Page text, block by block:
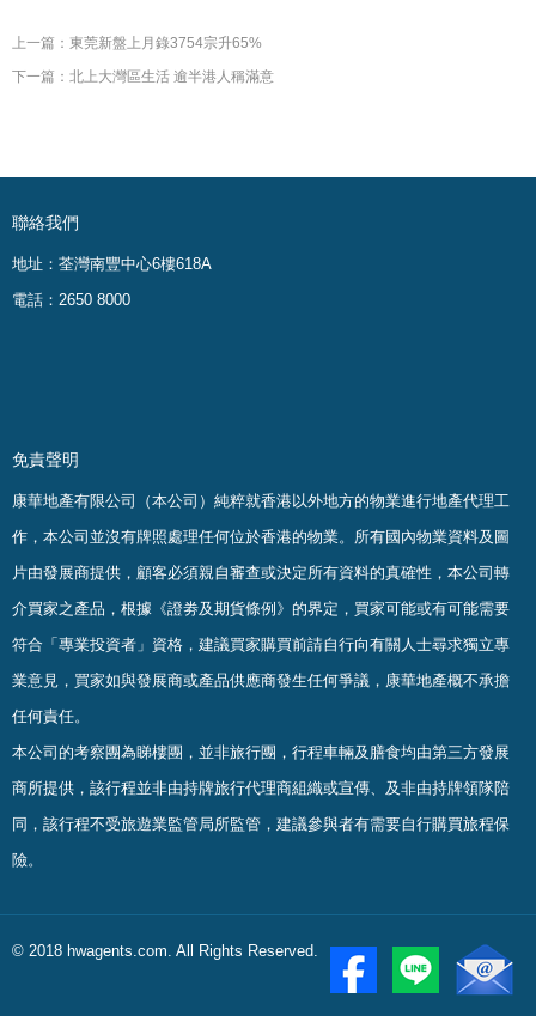
上一篇：東莞新盤上月錄3754宗升65%
下一篇：北上大灣區生活 逾半港人稱滿意
聯絡我們
地址：荃灣南豐中心6樓618A
電話：2650 8000
免責聲明
康華地產有限公司（本公司）純粹就香港以外地方的物業進行地產代理工
作，本公司並沒有牌照處理任何位於香港的物業。 所有國內物業資料及圖
片由發展商提供，顧客必須親自審查或決定所有資料的真確性 ， 本公司轉
介買家之產品，根據《證劵及期貨條例》的界定，買家可能或有可能需要
符合「專業投資者」資格，建議買家購買前請自行向有關人士尋求獨立專
業意見，買家如與發展商或產品供應商發生任何爭議，康華地產概不承擔
任何責任。
本公司的考察團為睇樓團，並非旅行團，行程車輛及膳食均由第三方發展
商所提供，該行程並非由持牌旅行代理商組織或宣傳、及非由持牌領隊陪
同，該行程不受旅遊業監管局所監管，建議參與者有需要自行購買旅程保
險。
© 2018 hwagents.com. All Rights Reserved.